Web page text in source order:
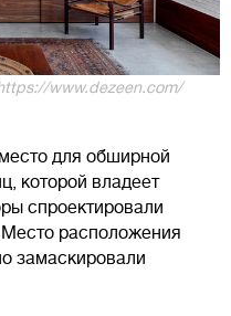
www.dezeen.com/
для обширной
которой владеет
спроектировали
расположения
замаскировали